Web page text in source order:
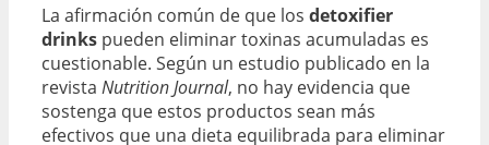
La afirmación común de que los detoxifier
drinks pueden eliminar toxinas acumuladas es
cuestionable. Según un estudio publicado en la
revista Nutrition Journal, no hay evidencia que
sostenga que estos productos sean más
efectivos que una dieta equilibrada para eliminar